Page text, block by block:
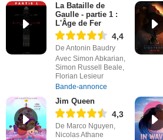
La Bataille de
Gaulle - partie 1 :
L'Âge de Fer
4,4
De Antonin Baudry
Avec Simon Abkarian,
Simon Russell Beale,
Florian Lesieur
Bande-annonce
Jim Queen
4,3
De Marco Nguyen,
Nicolas Athane